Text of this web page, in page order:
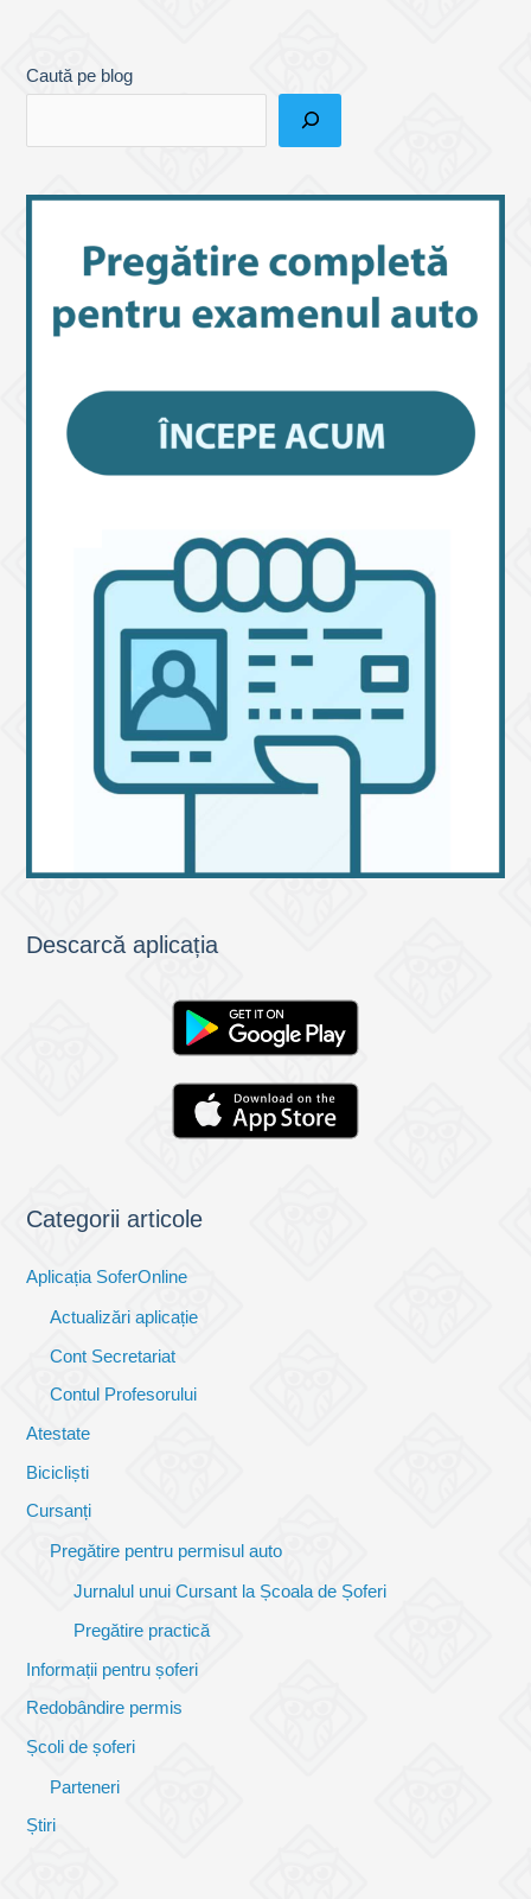
Caută pe blog
Descarcă aplicația
Categorii articole
Aplicația SoferOnline
Actualizări aplicație
Cont Secretariat
Contul Profesorului
Atestate
Bicicliști
Cursanți
Pregătire pentru permisul auto
Jurnalul unui Cursant la Școala de Șoferi
Pregătire practică
Informații pentru șoferi
Redobândire permis
Școli de șoferi
Parteneri
Știri